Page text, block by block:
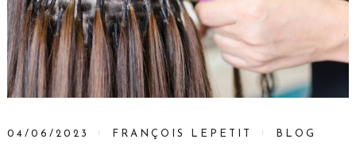
04/06/2023 FRANÇOIS LEPETIT BLOG